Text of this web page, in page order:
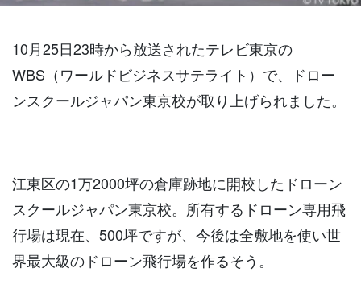
10月25日23時から放送されたテレビ東京の
WBS（ワールドビジネスサテライト）で、ドロー
ンスクールジャパン東京校が取り上げられました。
江東区の1万2000坪の倉庫跡地に開校したドローン
スクールジャパン東京校。所有するドローン専用飛
行場は現在、500坪ですが、今後は全敷地を使い世
界最大級のドローン飛行場を作るそう。